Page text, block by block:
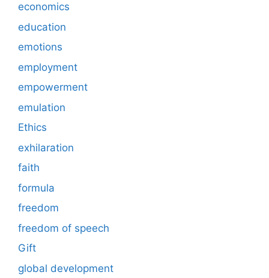
economics
education
emotions
employment
empowerment
emulation
Ethics
exhilaration
faith
formula
freedom
freedom of speech
Gift
global development